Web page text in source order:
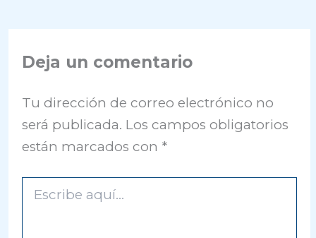
Deja un comentario
Tu dirección de correo electrónico no
será publicada. Los campos obligatorios
están marcados con *
aquí...